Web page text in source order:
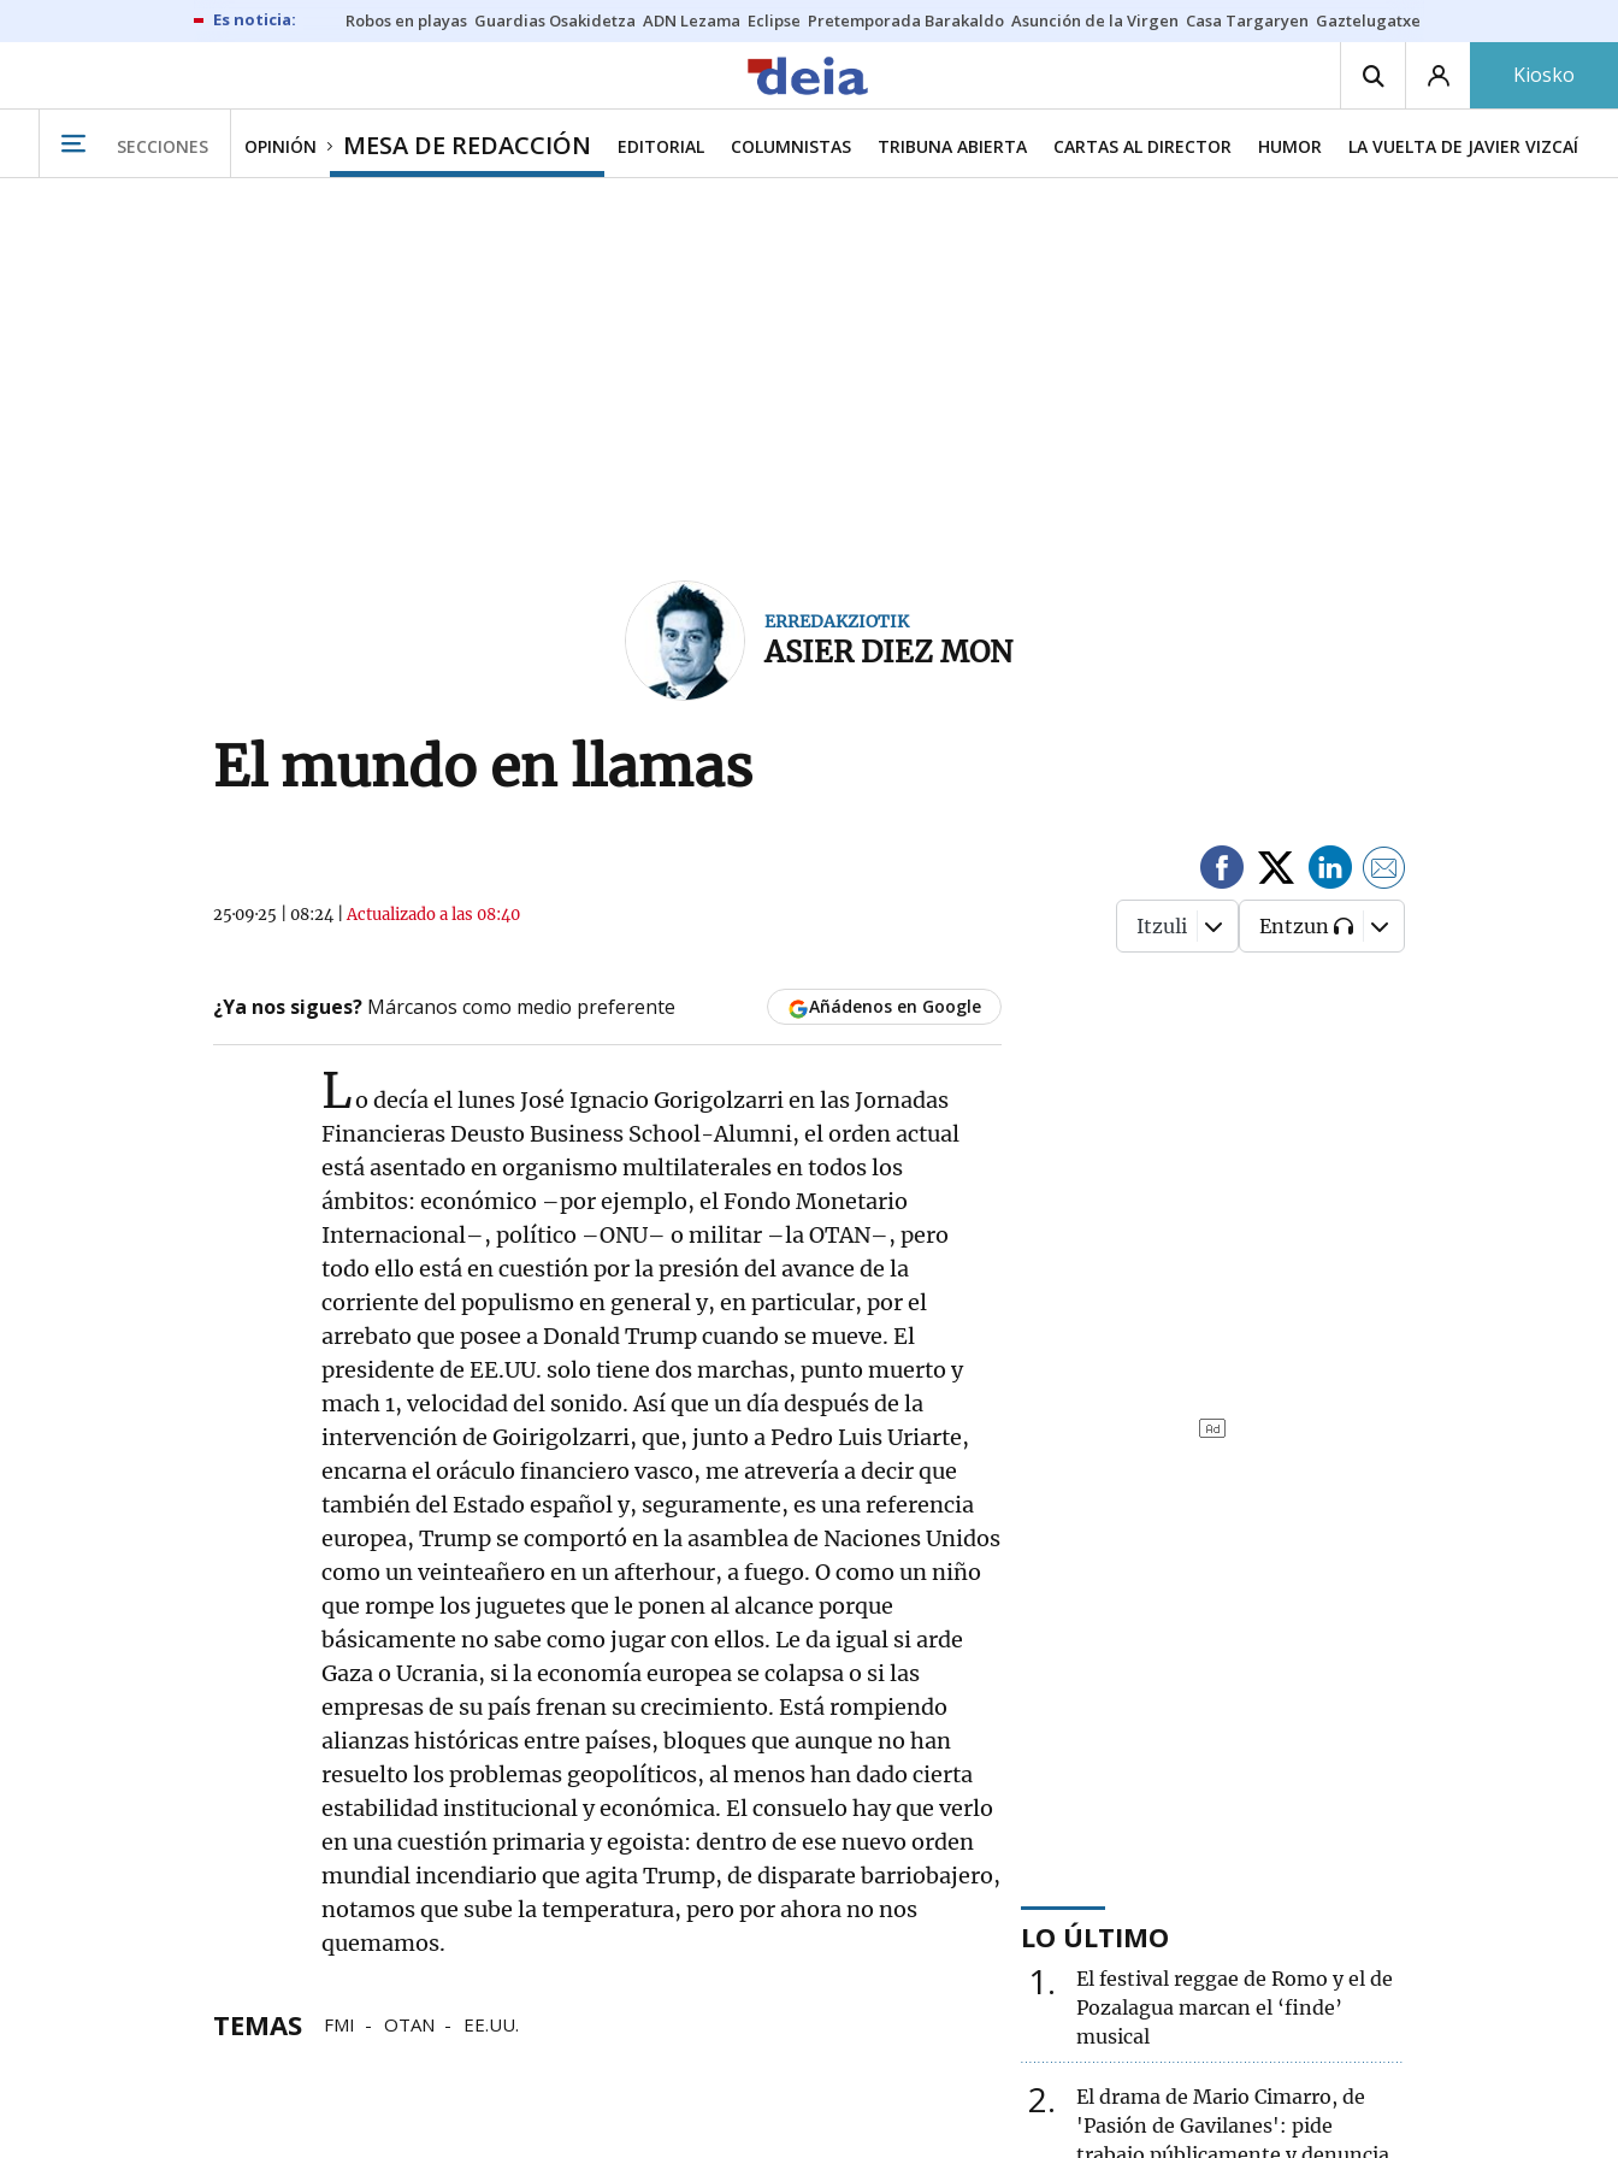
Robos en playas Guardias Osakidetza ADN Lezama Eclipse Pretemporada Barakaldo Asunción de la Virgen Casa Targaryen Gaztelugatxe
Kiosko
SECCIONES OPINIÓN MESA DE REDACCIÓN EDITORIAL COLUMNISTAS TRIBUNA ABIERTA CARTAS AL DIRECTOR HUMOR LA VUELTA DE JAVIER VIZCAÍNO
ERREDAKZIOTIK
ASIER DIEZ MON
El mundo en llamas
25·09·25 08:24 |Actualizado a las 08:40 Itzuli Entzun
¿Ya nos sigues? Márcanos como medio preferente Añádenos en Google
Lo decía el lunes José Ignacio Gorigolzarri en las Jornadas
Financieras Deusto Business School-Alumni, el orden actual
está asentado en organismo multilaterales en todos los
ámbitos: económico –por ejemplo, el Fondo Monetario
Internacional–, político –ONU– o militar –la OTAN–, pero
todo ello está en cuestión por la presión del avance de la
corriente del populismo en general y, en particular, por el
arrebato que posee a Donald Trump cuando se mueve. El
presidente de EE.UU. solo tiene dos marchas, punto muerto y
mach 1, velocidad del sonido. Así que un día después de la
intervención de Goirigolzarri, que, junto a Pedro Luis Uriarte,
encarna el oráculo financiero vasco, me atrevería a decir que
también del Estado español y, seguramente, es una referencia
europea, Trump se comportó en la asamblea de Naciones Unidos
como un veinteañero en un afterhour, a fuego. O como un niño
que rompe los juguetes que le ponen al alcance porque
básicamente no sabe como jugar con ellos. Le da igual si arde
Gaza o Ucrania, si la economía europea se colapsa o si las
empresas de su país frenan su crecimiento. Está rompiendo
alianzas históricas entre países, bloques que aunque no han
resuelto los problemas geopolíticos, al menos han dado cierta
estabilidad institucional y económica. El consuelo hay que verlo
en una cuestión primaria y egoista: dentro de ese nuevo orden
mundial incendiario que agita Trump, de disparate barriobajero,
notamos que sube la temperatura, pero por ahora no nos
quemamos.
TEMAS FMI OTAN EE.UU.
LO ÚLTIMO
1
El festival reggae de Romo y el de
Pozalagua marcan el ‘finde’
musical
2
El drama de Mario Cimarro, de
'Pasión de Gavilanes': pide